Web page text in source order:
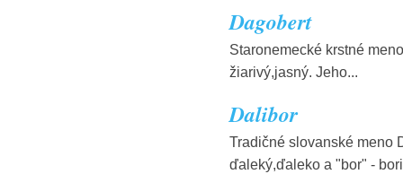
Dagobert
Staronemecké krstné
žiarivý,jasný. Jeho...
Dalibor
Tradičné slovanské meno
ďaleký,ďaleko a "bor" -